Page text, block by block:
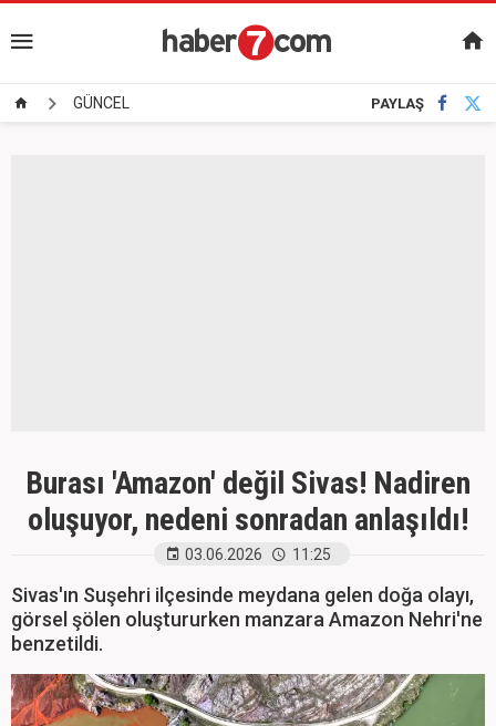
GÜNCEL PAYLAŞ
Burası 'Amazon' değil Sivas! Nadiren
oluşuyor, nedeni sonradan anlaşıldı!
03.06.2026 11:25
Sivas'ın Suşehri ilçesinde meydana gelen doğa olayı,
görsel şölen oluştururken manzara Amazon Nehri'ne
benzetildi.